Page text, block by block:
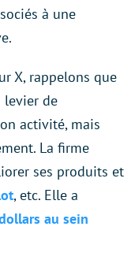
à une
X, rappelons que
levier de
activité, mais
La firme
ses produits et
, etc. Elle a
au sein